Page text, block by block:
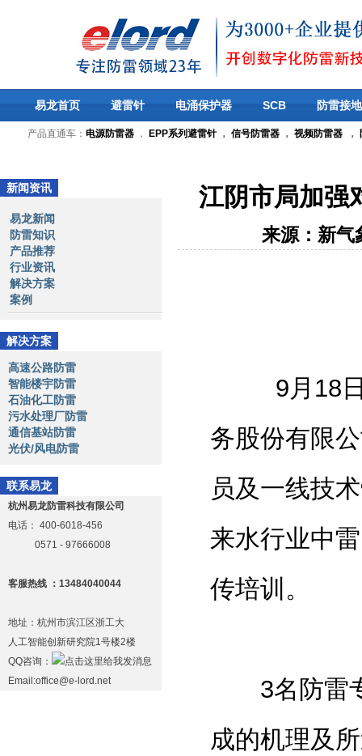
易龙首页 避雷针 电涌保护器 SCB 防雷接地
产品直通车： 电源防雷器 ， EPP系列避雷针， 信号防雷器 ， 视频防雷器 ，
新闻资讯
易龙新闻
防雷知识
产品推荐
行业资讯
解决方案
案例
解决方案
高速公路防雷
智能楼宇防雷
石油化工防雷
污水处理厂防雷
通信基站防雷
光伏/风电防雷
联系易龙
杭州易龙防雷科技有限公司
电话： 400-6018-456
0571 - 97666008
客服热线 ：13484040044
地址：杭州市滨江区浙工大
人工智能创新研究院1号楼2楼
QQ咨询：
Email:office@e-lord.net
江阴市局加强
来源：新气
9月18日，
务股份有限
员及一线技
来水行业中
传培训。
3名防雷专
成的机理及